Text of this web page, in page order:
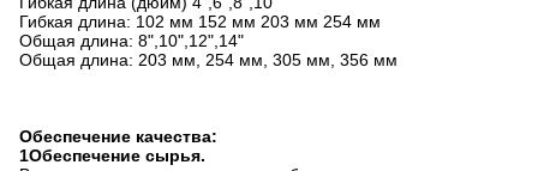
Гибкая длина: 102 мм 152 мм 203 мм 254 мм
Общая длина: 8",10",12",14"
Общая длина: 203 мм, 254 мм, 305 мм, 356 мм
Обеспечение качества:
1Обеспечение сырья.